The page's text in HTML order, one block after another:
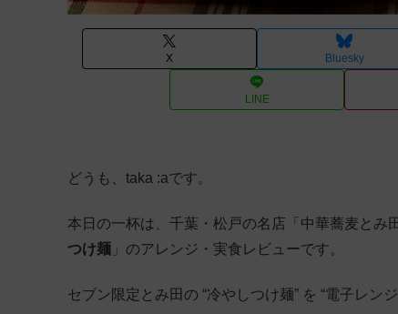
X Bluesky
LINE
どうも、taka :aです。
本日の一杯は、千葉・松戸の名店「中華蕎麦とみ
つけ麺 」のアレンジ・実食レビューです。
セブン限定とみ田の “冷やしつけ麺” を “電子レ